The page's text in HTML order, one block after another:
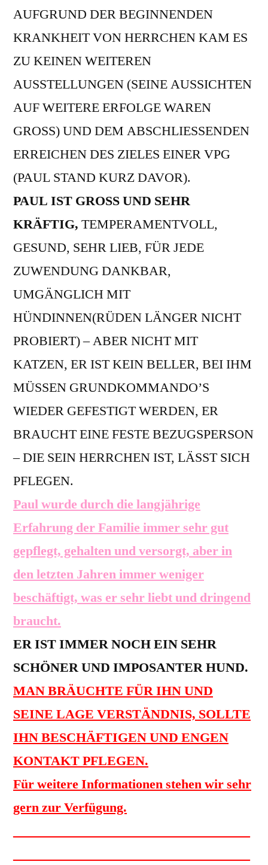
AUFGRUND DER BEGINNENDEN
KRANKHEIT VON HERRCHEN KAM ES
ZU KEINEN WEITEREN
AUSSTELLUNGEN (SEINE AUSSICHTEN
AUF WEITERE ERFOLGE WAREN
GROSS) UND DEM ABSCHLIESSENDEN
ERREICHEN DES ZIELES EINER VPG
(PAUL STAND KURZ DAVOR).
PAUL IST GROSS UND SEHR
KRÄFTIG, TEMPERAMENTVOLL,
GESUND, SEHR LIEB, FÜR JEDE
ZUWENDUNG DANKBAR,
UMGÄNGLICH MIT
HÜNDINNEN(RÜDEN LÄNGER NICHT
PROBIERT) – ABER NICHT MIT
KATZEN, ER IST KEIN BELLER, BEI IHM
MÜSSEN GRUNDKOMMANDO’S
WIEDER GEFESTIGT WERDEN, ER
BRAUCHT EINE FESTE BEZUGSPERSON
– DIE SEIN HERRCHEN IST, LÄSST SICH
PFLEGEN.
Paul wurde durch die langjährige
Erfahrung der Familie immer sehr gut
gepflegt, gehalten und versorgt, aber in
den letzten Jahren immer weniger
beschäftigt, was er sehr liebt und dringend
braucht.
ER IST IMMER NOCH EIN SEHR
SCHÖNER UND IMPOSANTER HUND.
MAN BRÄUCHTE FÜR IHN UND
SEINE LAGE VERSTÄNDNIS, SOLLTE
IHN BESCHÄFTIGEN UND ENGEN
KONTAKT PFLEGEN.
Für weitere Informationen stehen wir sehr
gern zur Verfügung.